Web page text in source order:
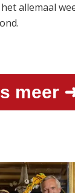
allemaal
meer